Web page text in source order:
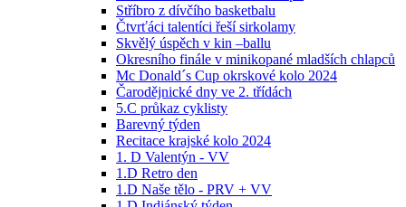
Stříbro z dívčího basketbalu
Čtvrťáci talentíci řeší sirkolamy
Skvělý úspěch v kin –ballu
Okresního finále v minikopané mladších chlapců
Mc Donald´s Cup okrskové kolo 2024
Čarodějnické dny ve 2. třídách
5.C průkaz cyklisty
Barevný týden
Recitace krajské kolo 2024
1. D Valentýn - VV
1.D Retro den
1.D Naše tělo - PRV + VV